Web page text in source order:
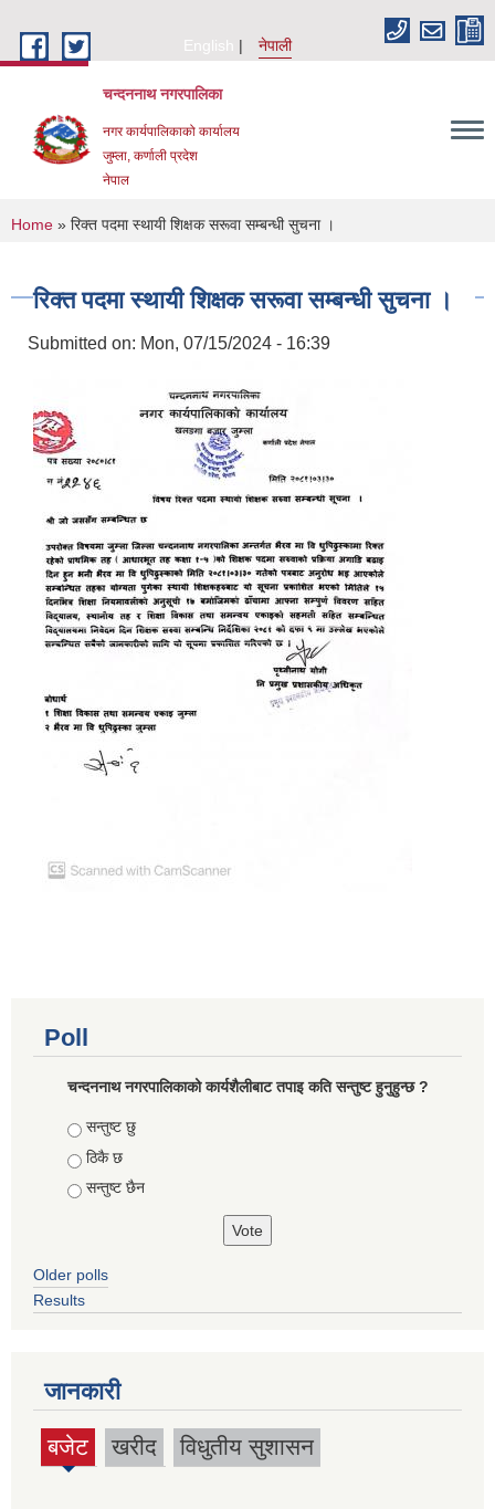
English
नेपाली
चन्दननाथ नगरपालिका
नगर कार्यपालिकाको कार्यालय
जुम्ला, कर्णाली प्रदेश
नेपाल
You are here
Home » रिक्त पदमा स्थायी शिक्षक सरूवा सम्बन्धी सुचना ।
रिक्त पदमा स्थायी शिक्षक सरूवा सम्बन्धी सुचना ।
Submitted on: Mon, 07/15/2024 - 16:39
Poll
चन्दननाथ नगरपालिकाको कार्यशैलीबाट तपाइ कति सन्तुष्ट हुनुहुन्छ ?
Choices
सन्तुष्ट छु
ठिकै छ
सन्तुष्ट छैन
Older polls
Results
जानकारी
बजेट
(active
खरीद विधुतीय सुशासन